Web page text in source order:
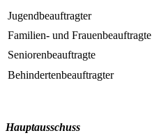
Jugendbeauftragter
Familien- und Frauenbeauftragte
Seniorenbeauftragte
Behindertenbeauftragter
Hauptausschuss